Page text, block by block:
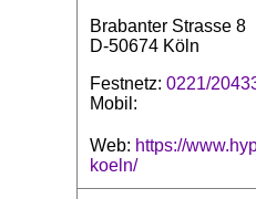
Brabanter Strasse 8
D-50674 Köln
Festnetz: 0221/
Mobil:
Web: https://
koeln/